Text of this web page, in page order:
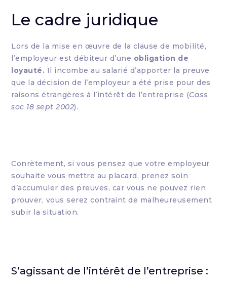
Le cadre juridique
Lors de la mise en œuvre de la clause de mobilité,
l’employeur est débiteur d’une obligation de
loyauté. Il incombe au salarié d’apporter la preuve
que la décision de l’employeur a été prise pour des
raisons étrangères à l’intérêt de l’entreprise (Cass
soc 18 sept 2002).
Conrètement, si vous pensez que votre employeur
souhaite vous mettre au placard, prenez soin
d’accumuler des preuves, car vous ne pouvez rien
prouver, vous serez contraint de malheureusement
subir la situation.
S’agissant de l’intérêt de l’entreprise :